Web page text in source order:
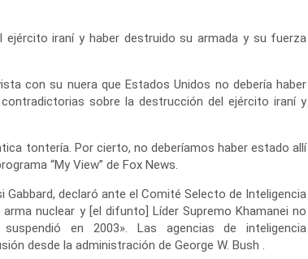
iraní y haber destruido su armada y su fuerza
con su nuera que Estados Unidos no debería haber
sobre la destrucción del ejército iraní y
tontería. Por cierto, no deberíamos haber estado allí
“My View” de Fox News.
declaró ante el Comité Selecto de Inteligencia
nuclear y [el difunto] Líder Supremo Khamanei no
en 2003». Las agencias de inteligencia
desde la administración de George W. Bush .